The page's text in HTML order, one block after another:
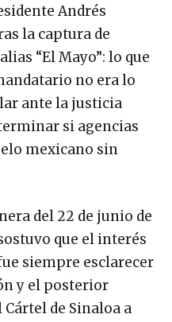
Andrés
la captura de
“El Mayo”: lo que
no era lo
ante la justicia
si agencias
mexicano sin
del 22 de junio de
que el interés
siempre esclarecer
y el posterior
de Sinaloa a